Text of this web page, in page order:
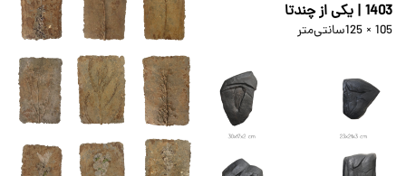
1403 | یکی از چندتا
125 × 105سانتی‌متر